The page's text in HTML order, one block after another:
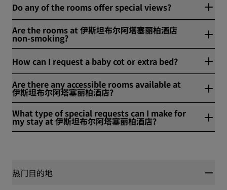
庭房、精致套房或带小厨房的一居室套房。若需要更宽敞居住空
间，我们带露台与小厨房的两居室面积开阔，至多可入住五位成
人。
Do any of the rooms offer special views?
是。伊斯坦布尔阿塔塞丽柏酒店可饱览城景，带露台的高级客
房、带露台与小厨房的两居室套房均设有专属露台。
Are the rooms at 伊斯坦布尔阿塔塞丽柏酒店
non-smoking?
房，您可按需选择。
How can I request a baby cot or extra bed?
告知工作人员，我们便会为您妥善安排。
Are there any accessible rooms available at
伊斯坦布尔阿塔塞丽柏酒店?
What type of special requests can I make for
my stay at 伊斯坦布尔阿塔塞丽柏酒店?
热门目的地